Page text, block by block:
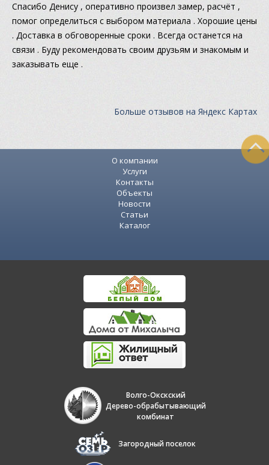
Спасибо Денису , оперативно произвел замер, расчёт ,
помог определиться с выбором материала . Хорошие цены
. Доставка в обговоренные сроки . Всегда останется на
связи . Буду рекомендовать своим друзьям и знакомым и
заказывать еще .
Больше отзывов на Яндекс Картах
О компании
Услуги
Контакты
Объекты
Новости
Статьи
Каталог
Волго-Окскский
Дерево-обрабытывающий
комбинат
Загородный поселок